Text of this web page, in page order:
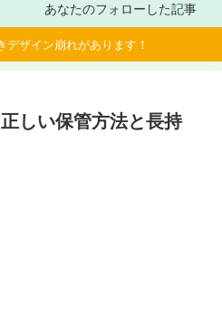
あなたのフォローした記事
デザイン崩れがあります！
しい保管方法と長持